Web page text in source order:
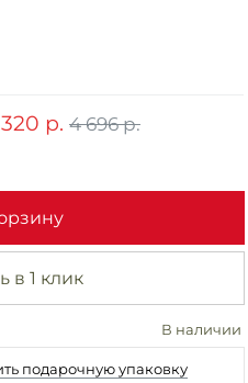
р. 4 696 р.
в 1 клик
В наличии
подарочную упаковку